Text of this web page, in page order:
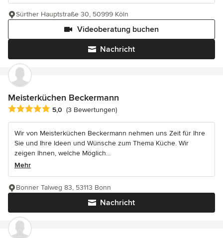
Nachricht
Videoberatung buchen
Sürther Hauptstraße 30, 50999 Köln
Meisterküchen Beckermann
Durchschnittliche Bewertung: 5 von 5 Sternen
5,0 (3 Bewertungen)
Wir von Meisterküchen Beckermann nehmen uns Zeit für Ihre
Sie und Ihre Ideen und Wünsche zum Thema Küche. Wir
zeigen Ihnen, welche Möglich...
Mehr
Nachricht
Bonner Talweg 83, 53113 Bonn